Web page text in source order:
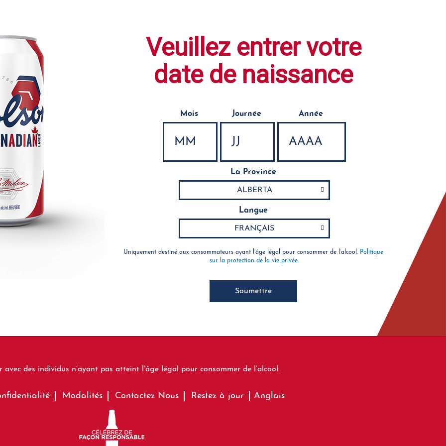
Veuillez entrer votre
date de naissance
Date de naissance
Mois Journée Année
La Province
Langue
Uniquement destiné aux consommateurs ayant l’âge légal pour consommer de l’alcool. Politique
sur la protection de la vie privée
Soumettre
des individus n’ayant pas atteint l’âge légal pour consommer de l’alcool.
Modalités Contactez Nous Restez à jour Anglais